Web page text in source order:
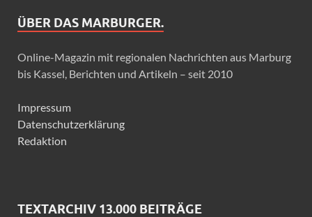
ÜBER DAS MARBURGER.
Online-Magazin mit regionalen Nachrichten aus Marburg
bis Kassel, Berichten und Artikeln – seit 2010
Impressum
Datenschutzerklärung
Redaktion
TEXTARCHIV 13.000 BEITRÄGE